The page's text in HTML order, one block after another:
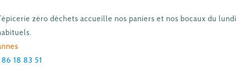
zéro déchets accueille nos paniers et nos bocaux du lundi
18 83 51